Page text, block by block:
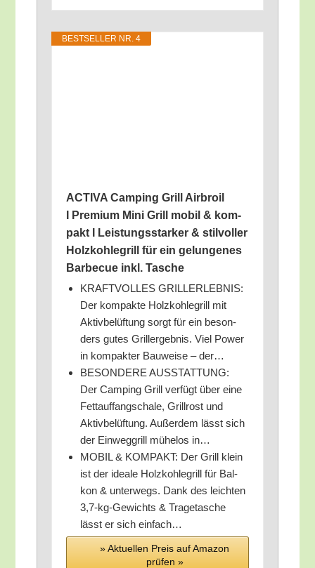
BEST­SEL­LER NR. 4
ACTIVA Cam­ping Grill Air­broil
I Pre­mi­um Mini Grill mobil & kom­
pakt I Leis­tungs­star­ker & stil­vol­ler
Holz­koh­le­grill für ein gelun­ge­nes
Bar­be­cue inkl. Tasche
KRAFTVOLLES GRILLERLEBNIS:
Der kom­pak­te Holz­koh­le­grill mit
Aktiv­be­lüf­tung sorgt für ein beson­
ders gutes Gril­l­ergeb­nis. Viel Power
in kom­pak­ter Bau­wei­se – der…
BESONDERE AUSSTATTUNG:
Der Cam­ping Grill ver­fügt über eine
Fett­auf­fang­scha­le, Grill­rost und
Aktiv­be­lüf­tung. Außer­dem lässt sich
der Ein­weg­grill mühe­los in…
MOBIL & KOMPAKT: Der Grill klein
ist der idea­le Holz­koh­le­grill für Bal­
kon & unter­wegs. Dank des leich­ten
3,7‑kg-Gewichts & Tra­ge­ta­sche
lässt er sich einfach…
» Aktu­el­len Preis auf Ama­zon
prü­fen »